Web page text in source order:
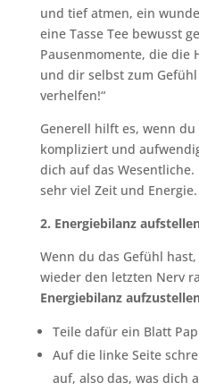
und tief atmen, ein
eine Tasse Tee bewusst
Pausenmomente, die die
und dir selbst zum
verhelfen!“
Generell hilft es, wenn
kompliziert und
dich auf das
sehr viel Zeit und Energie.
2. Energiebilanz
Wenn du das Gefühl
wieder den letzten Nerv
Energiebilanz
Teile dafür ein Blatt
Auf die linke Seite
auf, also das, was dich